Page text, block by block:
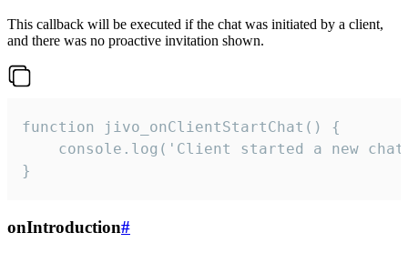
This callback will be executed if the chat was initiated by a client,
and there was no proactive invitation shown.
function jivo_onClientStartChat() {
console.log('Client started a new
}
onIntroduction#